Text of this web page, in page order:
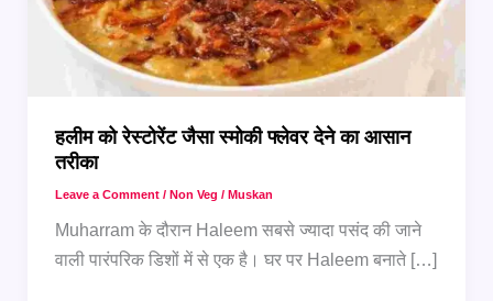
हलीम को रेस्टोरेंट जैसा स्मोकी फ्लेवर देने का आसान
तरीका
Leave a Comment / Non Veg / Muskan
Muharram के दौरान Haleem सबसे ज्यादा पसंद की जाने
वाली पारंपरिक डिशों में से एक है। घर पर Haleem बनाते […]